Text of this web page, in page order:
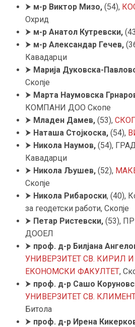
⮞ м-р Виктор Мизо, (54),
Охрид
⮞ м-р Анатол Кутревски,
⮞ м-р Александар Гечев,
Кавадарци
⮞ Марија Дуковска-
Скопје
⮞ Марта Наумовска
КОМПАНИ ДОО Скопе
⮞ Младен Дамев, (53),
⮞ Наташа Стојкоска, (54),
⮞ Никола Наумов, (54),
Кавадарци
⮞ Никола Љушев, (52),
Скопје
⮞ Никола Рибароски, (40),
за геодетски работи, Скопје
⮞ Петар Ристевски, (53),
ДООЕЛ
⮞ проф. д-р Билјана
УНИВЕРЗИТЕТ СВ. КИРИЛ
ЕКОНОМСКИ ФАКУЛТЕТ,
⮞ проф. д-р Сашо
УНИВЕРЗИТЕТ СВ.
Битола
⮞ проф. д-р Ирена